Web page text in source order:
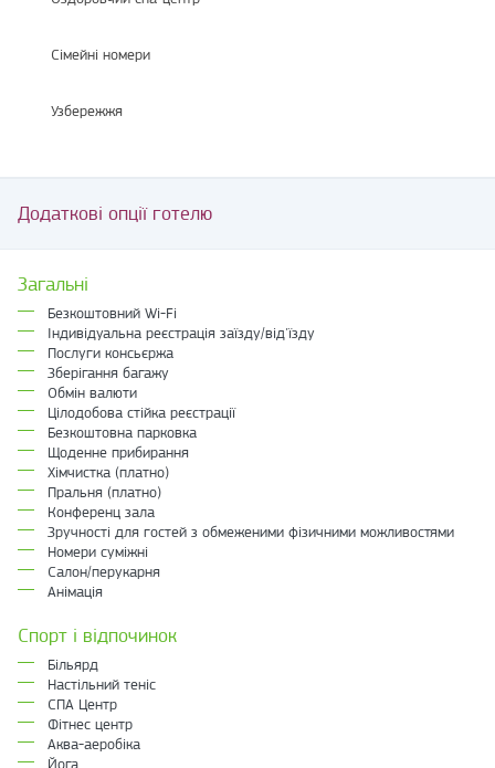
Сімейні номери
Узбережжя
Додаткові опції готелю
Загальні
Безкоштовний Wi-Fi
Індивідуальна реєстрація заїзду/від'їзду
Послуги консьєржа
Зберігання багажу
Обмін валюти
Цілодобова стійка реєстрації
Безкоштовна парковка
Щоденне прибирання
Хімчистка (платно)
Пральня (платно)
Конференц зала
Зручності для гостей з обмеженими фізичними можливостями
Номери суміжні
Салон/перукарня
Анімація
Спорт і відпочинок
Більярд
Настільний теніс
СПА Центр
Фітнес центр
Аква-аеробіка
Йога